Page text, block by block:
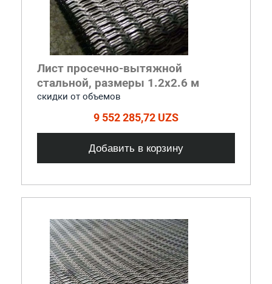
Лист просечно-вытяжной
стальной, размеры 1.2x2.6 м
cкидки от объемов
9 552 285,72 UZS
Добавить в корзину